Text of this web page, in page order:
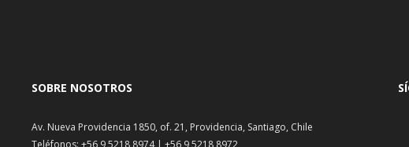
SOBRE NOSOTROS
Av. Nueva Providencia 1850, of. 21, Providencia, Santiago, Chile